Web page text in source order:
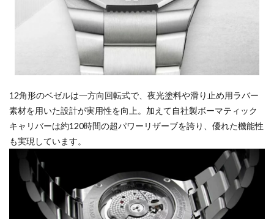
12角形のベゼルは一方向回転式で、夜光塗料や滑り止め用ラバー
素材を用いた設計が実用性を向上。加えて自社製ボーマティック
キャリバーは約120時間の超パワーリザーブを誇り、優れた機能性
も実現しています。